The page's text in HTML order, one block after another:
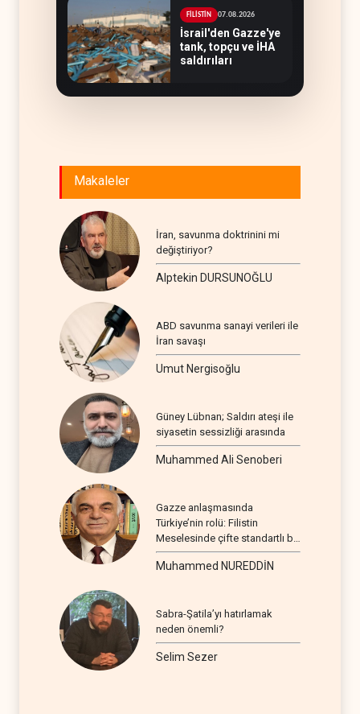
FİLİSTİN 07.08.2026
İsrail'den Gazze'ye
tank, topçu ve İHA
saldırıları
Makaleler
İran, savunma doktrinini mi
değiştiriyor?
Alptekin DURSUNOĞLU
ABD savunma sanayi verileri ile
İran savaşı
Umut Nergisoğlu
Güney Lübnan; Saldırı ateşi ile
siyasetin sessizliği arasında
Muhammed Ali Senoberi
Gazze anlaşmasında
Türkiye’nin rolü: Filistin
Meselesinde çifte standartlı bir
seyir
Muhammed NUREDDİN
Sabra-Şatila’yı hatırlamak
neden önemli?
Selim Sezer